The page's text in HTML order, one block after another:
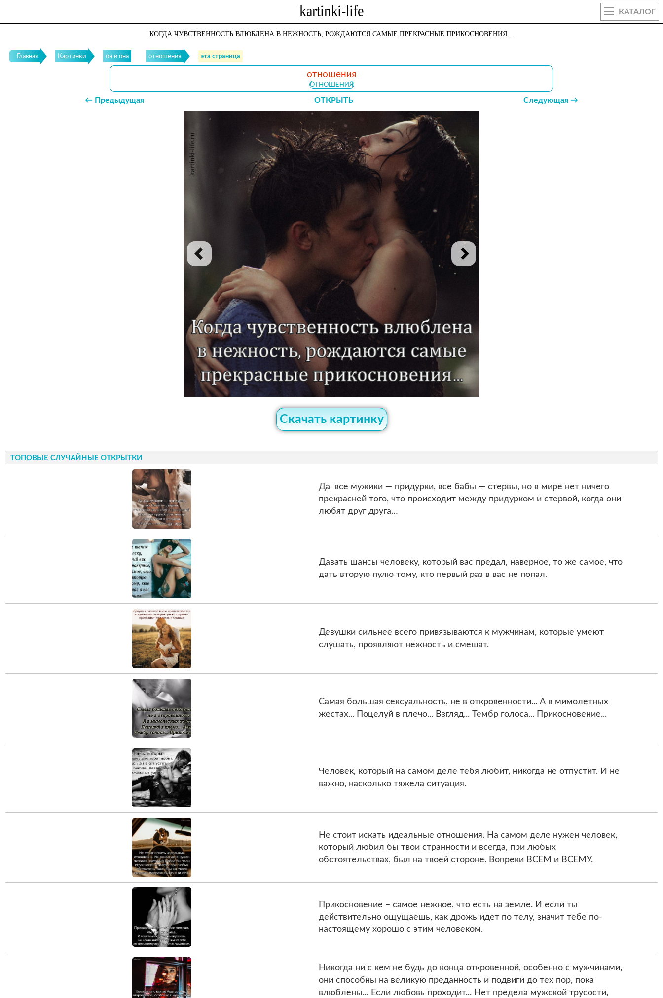
КАТАЛОГ
КОГДА ЧУВСТВЕННОСТЬ ВЛЮБЛЕНА В НЕЖНОСТЬ, РОЖДАЮТСЯ САМЫЕ ПРЕКРАСНЫЕ ПРИКОСНОВЕНИЯ…
Главная Картинки он и она отношения эта страница
отношения
ОТНОШЕНИЯ
← Предыдущая ОТКРЫТЬ Следующая →
Скачать картинку
ТОПОВЫЕ СЛУЧАЙНЫЕ ОТКРЫТКИ
Да, все мужики — придурки, все бабы — стервы, но в мире нет ничего
прекрасней того, что происходит между придурком и стервой, когда они
любят друг друга…
Давать шансы человеку, который вас предал, наверное, то же самое, что
дать вторую пулю тому, кто первый раз в вас не попал.
Девушки сильнее всего привязываются к мужчинам, которые умеют
слушать, проявляют нежность и смешат.
Самая большая сексуальность, не в откровенности... А в мимолетных
жестах... Поцелуй в плечо... Взгляд... Тембр голоса... Прикосновение...
Человек, который на самом деле тебя любит, никогда не отпустит. И не
важно, насколько тяжела ситуация.
Не стоит искать идеальные отношения. На самом деле нужен человек,
который любил бы твои странности и всегда, при любых
обстоятельствах, был на твоей стороне. Вопреки ВСЕМ и ВСЕМУ.
Прикосновение – самое нежное, что есть на земле. И если ты
действительно ощущаешь, как дрожь идет по телу, значит тебе по-
настоящему хорошо с этим человеком.
Никогда ни с кем не будь до конца откровенной, особенно с мужчинами,
они способны на великую преданность и подвиги до тех пор, пока
влюблены... Если любовь проходит... Нет предела мужской трусости,